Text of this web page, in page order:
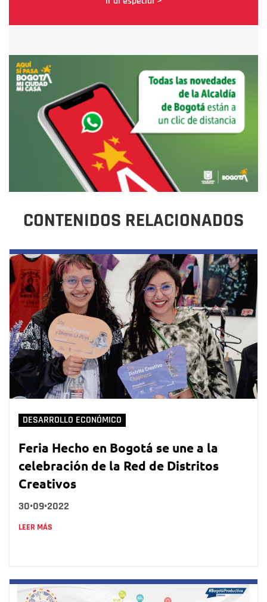
CONTENIDOS RELACIONADOS
DESARROLLO ECONÓMICO
Feria Hecho en Bogotá se une a la
celebración de la Red de Distritos
Creativos
30•09•2022
LEER MÁS